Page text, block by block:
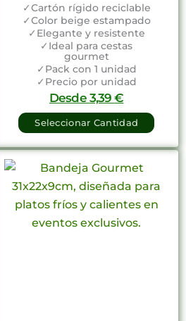
✓Cartón rígido reciclable
✓Color beige estampado
✓Elegante y resistente
✓Ideal para cestas
gourmet
✓Pack con 1 unidad
✓Precio por unidad
Desde 3,39€
Seleccionar Cantidad